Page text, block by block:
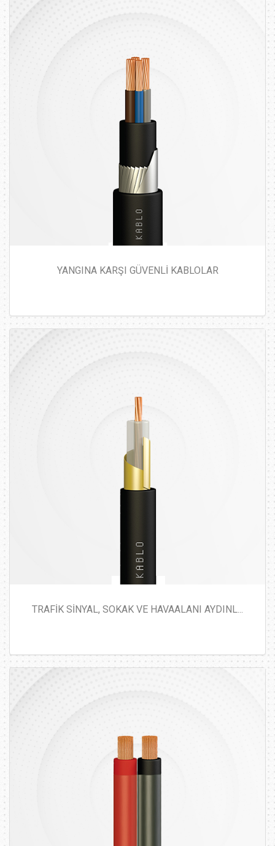
YANGINA KARŞI GÜVENLİ KABLOLAR
TRAFİK SİNYAL, SOKAK VE HAVAALANI AYDINL...